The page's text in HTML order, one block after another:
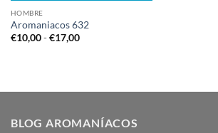
HOMBRE
Aromaniacos 632
€10,00 - €17,00Rango
€17,00
BLOG AROMANÍACOS